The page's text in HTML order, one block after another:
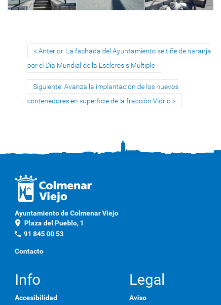
Anterior: La fachada del Ayuntamiento se tiñe de naranja
por el Día Mundial de la Esclerosis Múltiple
Siguiente: Avanza la implantación de los nuevos
contenedores en superficie de la fracción Vidrio
Ayuntamiento de Colmenar Viejo
location_on Plaza del Pueblo, 1
phone 91 845 00 53
Contacto
Info
Accesibilidad
Legal
Aviso